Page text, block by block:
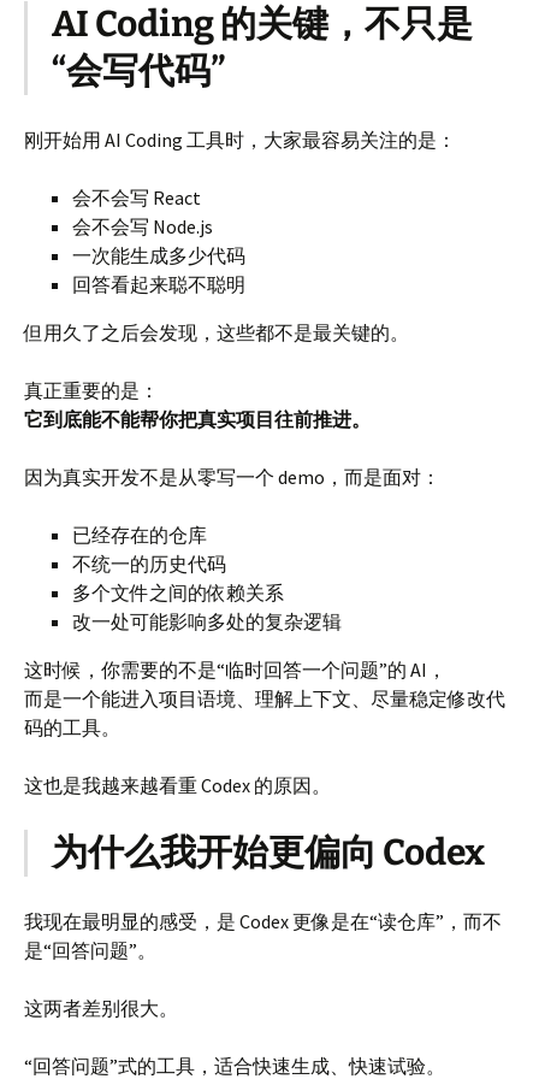
AI Coding 的关键，不只是
“会写代码”
刚开始用 AI Coding 工具时，大家最容易关注的是：
会不会写 React
会不会写 Node.js
一次能生成多少代码
回答看起来聪不聪明
但用久了之后会发现，这些都不是最关键的。
真正重要的是：
它到底能不能帮你把真实项目往前推进。
因为真实开发不是从零写一个 demo，而是面对：
已经存在的仓库
不统一的历史代码
多个文件之间的依赖关系
改一处可能影响多处的复杂逻辑
这时候，你需要的不是“临时回答一个问题”的 AI，
而是一个能进入项目语境、理解上下文、尽量稳定修改代
码的工具。
这也是我越来越看重 Codex 的原因。
为什么我开始更偏向 Codex
我现在最明显的感受，是 Codex 更像是在“读仓库”，而不
是“回答问题”。
这两者差别很大。
“回答问题”式的工具，适合快速生成、快速试验。